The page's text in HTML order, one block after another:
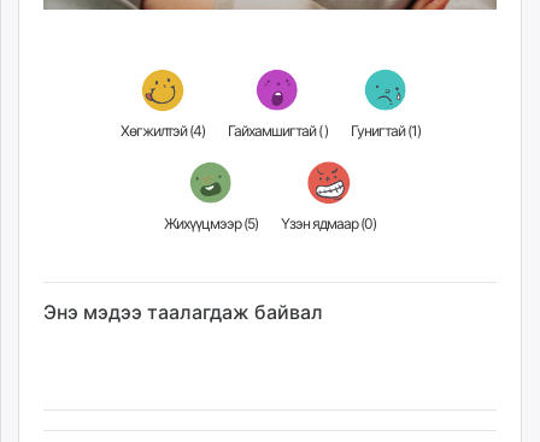
Хөгжилтэй (4) Гайхамшигтай () Гунигтай (1)
Жихүүцмээр (5) Үзэн ядмаар (0)
Энэ мэдээ таалагдаж байвал